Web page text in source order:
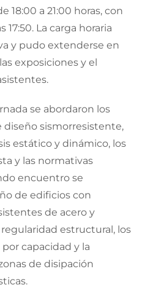
18:00 a 21:00 horas, con
La carga horaria
y pudo extenderse en
exposiciones y el
se abordaron los
diseño sismorresistente,
estático y dinámico, los
y las normativas
encuentro se
de edificios con
de acero y
estructural, los
capacidad y la
de disipación